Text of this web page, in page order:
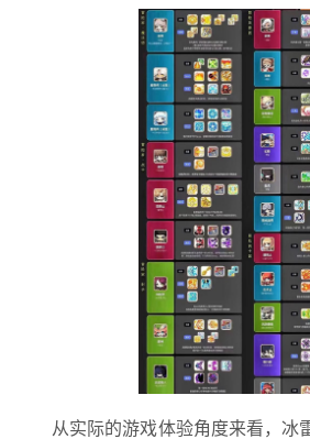
从实际的游戏体验角度来看，冰